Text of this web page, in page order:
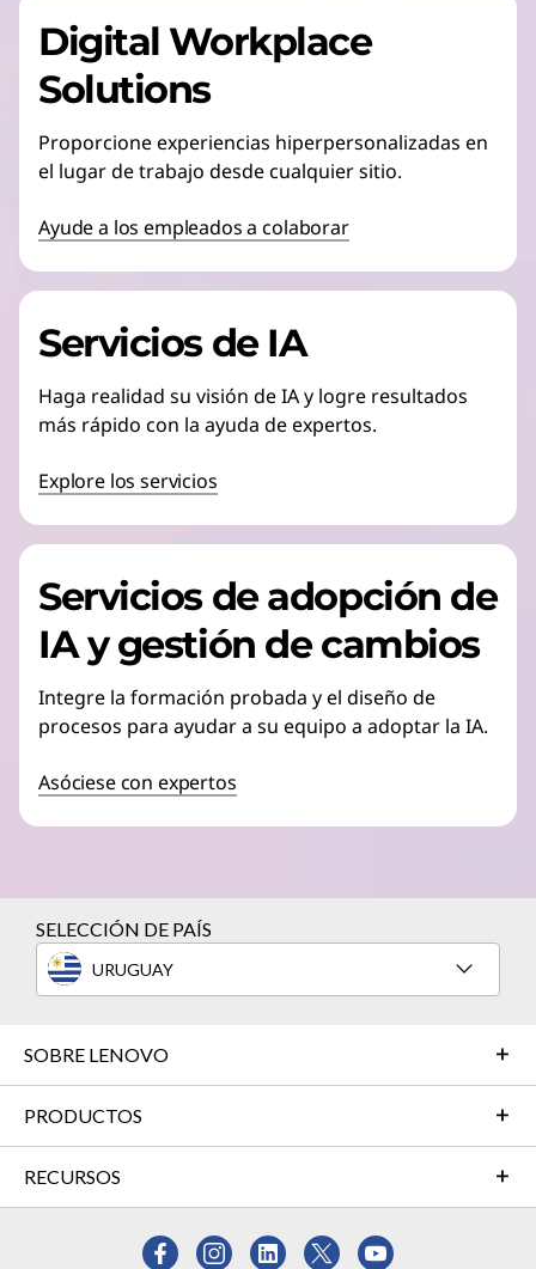
Digital Workplace
Solutions
Proporcione experiencias hiperpersonalizadas en
el lugar de trabajo desde cualquier sitio.
Ayude a los empleados a colaborar
Servicios de IA
Haga realidad su visión de IA y logre resultados
más rápido con la ayuda de expertos.
Explore los servicios
Servicios de adopción de
IA y gestión de cambios
Integre la formación probada y el diseño de
procesos para ayudar a su equipo a adoptar la IA.
Asóciese con expertos
SELECCIÓN DE PAÍS
URUGUAY
SOBRE LENOVO
PRODUCTOS
RECURSOS